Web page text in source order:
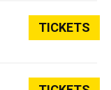
TICKETS